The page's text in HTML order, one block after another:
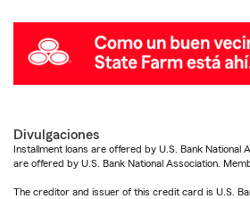
Divulgaciones
Installment loans are offered by U.S. Bank National
are offered by U.S. Bank National Association.
The creditor and issuer of this credit card is U.S.